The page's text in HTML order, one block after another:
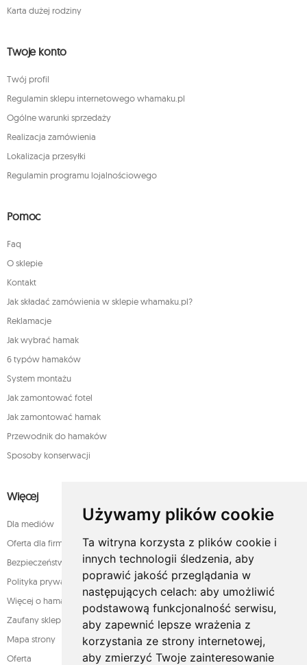
Używamy plików cookie
Ta witryna korzysta z plików cookie i
innych technologii śledzenia, aby
poprawić jakość przeglądania w
następujących celach: aby umożliwić
podstawową funkcjonalność serwisu,
aby zapewnić lepsze wrażenia z
korzystania ze strony internetowej,
aby zmierzyć Twoje zainteresowanie
Karta dużej rodziny
Twoje konto
Twój profil
Regulamin sklepu internetowego whamaku.pl
Ogólne warunki sprzedaży
Realizacja zamówienia
Lokalizacja przesyłki
Regulamin programu lojalnościowego
Pomoc
Faq
O sklepie
Kontakt
Jak składać zamówienia w sklepie whamaku.pl?
Reklamacje
Jak wybrać hamak
6 typów hamaków
System montażu
Jak zamontować fotel
Jak zamontować hamak
Przewodnik do hamaków
Sposoby konserwacji
Więcej
Dla mediów
Oferta dla firm
Bezpieczeństwo płatności
Polityka prywatności
Więcej o hamakach
Zaufany sklep
Mapa strony
Oferta